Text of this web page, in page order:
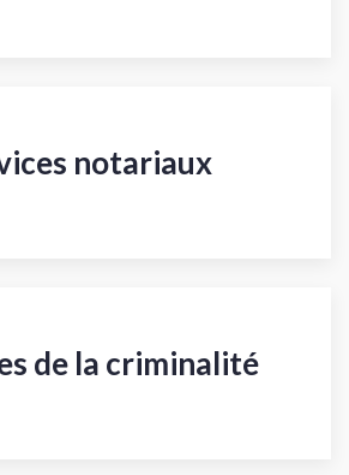
notariaux
de la criminalité